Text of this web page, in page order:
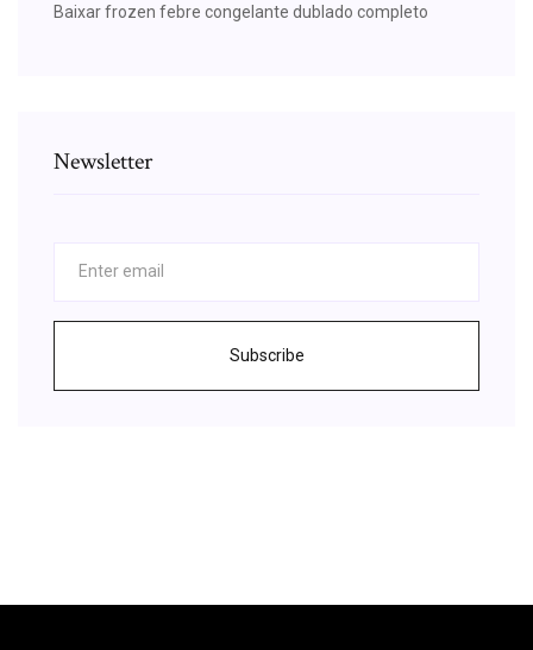
Baixar frozen febre congelante dublado completo
Newsletter
Subscribe